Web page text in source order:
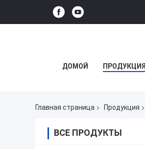
ДОМОЙ ПРОДУКЦИЯ
Главная страница Продукция
ВСЕ ПРОДУКТЫ